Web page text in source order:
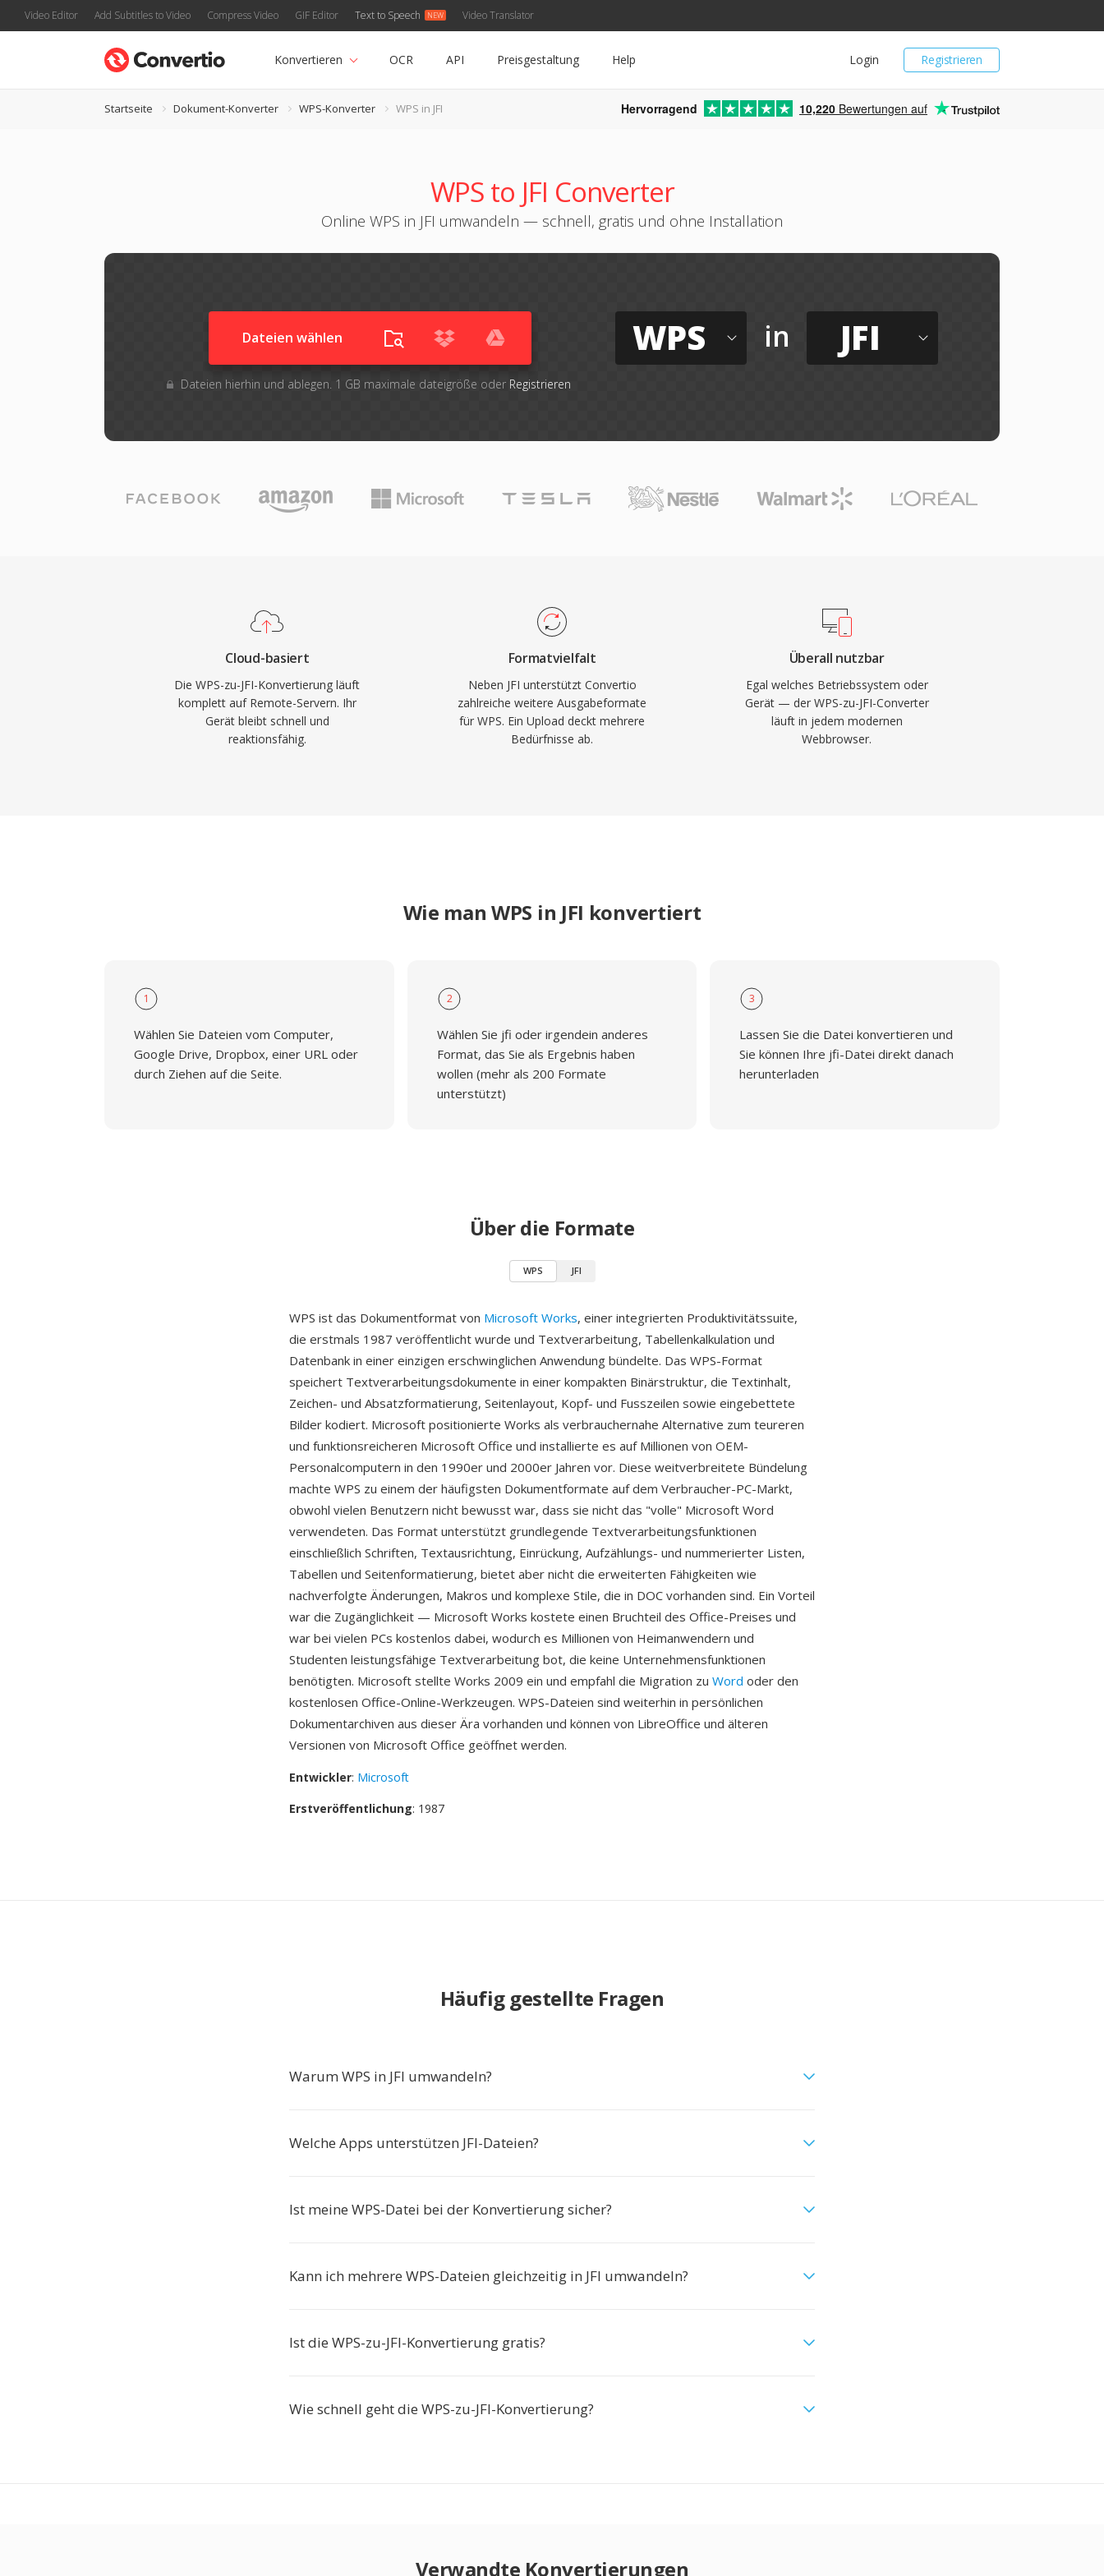
Video Editor Add Subtitles to Video Compress Video GIF Editor Text to Speech Video Translator
Registrieren
Login
Konvertieren OCR API Preisgestaltung Help
Startseite Dokument-Konverter WPS-Konverter WPS in JFI Hervorragend 10,220 Bewertungen auf
WPS to JFI Converter
Online WPS in JFI umwandeln — schnell, gratis und ohne Installation
Dateien wählen
Dateien hierhin und ablegen. 1 GB maximale dateigröße oder Registrieren
WPS in JFI
Cloud-basiert
Die WPS-zu-JFI-Konvertierung läuft
komplett auf Remote-Servern. Ihr
Gerät bleibt schnell und
reaktionsfähig.
Formatvielfalt
Neben JFI unterstützt Convertio
zahlreiche weitere Ausgabeformate
für WPS. Ein Upload deckt mehrere
Bedürfnisse ab.
Überall nutzbar
Egal welches Betriebssystem oder
Gerät — der WPS-zu-JFI-Converter
läuft in jedem modernen
Webbrowser.
Wie man WPS in JFI konvertiert
1
Wählen Sie Dateien vom Computer,
Google Drive, Dropbox, einer URL oder
durch Ziehen auf die Seite.
2
Wählen Sie jfi oder irgendein anderes
Format, das Sie als Ergebnis haben
wollen (mehr als 200 Formate
unterstützt)
3
Lassen Sie die Datei konvertieren und
Sie können Ihre jfi-Datei direkt danach
herunterladen
Über die Formate
WPS JFI
WPS ist das Dokumentformat von Microsoft Works, einer integrierten Produktivitätssuite,
die erstmals 1987 veröffentlicht wurde und Textverarbeitung, Tabellenkalkulation und
Datenbank in einer einzigen erschwinglichen Anwendung bündelte. Das WPS-Format
speichert Textverarbeitungsdokumente in einer kompakten Binärstruktur, die Textinhalt,
Zeichen- und Absatzformatierung, Seitenlayout, Kopf- und Fusszeilen sowie eingebettete
Bilder kodiert. Microsoft positionierte Works als verbrauchernahe Alternative zum teureren
und funktionsreicheren Microsoft Office und installierte es auf Millionen von OEM-
Personalcomputern in den 1990er und 2000er Jahren vor. Diese weitverbreitete Bündelung
machte WPS zu einem der häufigsten Dokumentformate auf dem Verbraucher-PC-Markt,
obwohl vielen Benutzern nicht bewusst war, dass sie nicht das "volle" Microsoft Word
verwendeten. Das Format unterstützt grundlegende Textverarbeitungsfunktionen
einschließlich Schriften, Textausrichtung, Einrückung, Aufzählungs- und nummerierter Listen,
Tabellen und Seitenformatierung, bietet aber nicht die erweiterten Fähigkeiten wie
nachverfolgte Änderungen, Makros und komplexe Stile, die in DOC vorhanden sind. Ein Vorteil
war die Zugänglichkeit — Microsoft Works kostete einen Bruchteil des Office-Preises und
war bei vielen PCs kostenlos dabei, wodurch es Millionen von Heimanwendern und
Studenten leistungsfähige Textverarbeitung bot, die keine Unternehmensfunktionen
benötigten. Microsoft stellte Works 2009 ein und empfahl die Migration zu Word oder den
kostenlosen Office-Online-Werkzeugen. WPS-Dateien sind weiterhin in persönlichen
Dokumentarchiven aus dieser Ära vorhanden und können von LibreOffice und älteren
Versionen von Microsoft Office geöffnet werden.
Entwickler: Microsoft
Erstveröffentlichung: 1987
Häufig gestellte Fragen
Warum WPS in JFI umwandeln?
Welche Apps unterstützen JFI-Dateien?
Ist meine WPS-Datei bei der Konvertierung sicher?
Kann ich mehrere WPS-Dateien gleichzeitig in JFI umwandeln?
Ist die WPS-zu-JFI-Konvertierung gratis?
Wie schnell geht die WPS-zu-JFI-Konvertierung?
Verwandte Konvertierungen